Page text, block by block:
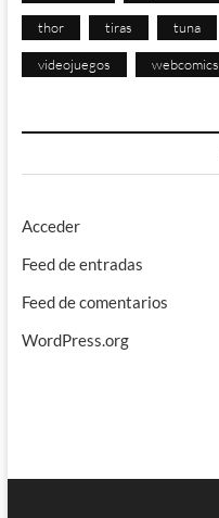
thor tiras tuna
videojuegos webcomics
Acceder
Feed de entradas
Feed de comentarios
WordPress.org